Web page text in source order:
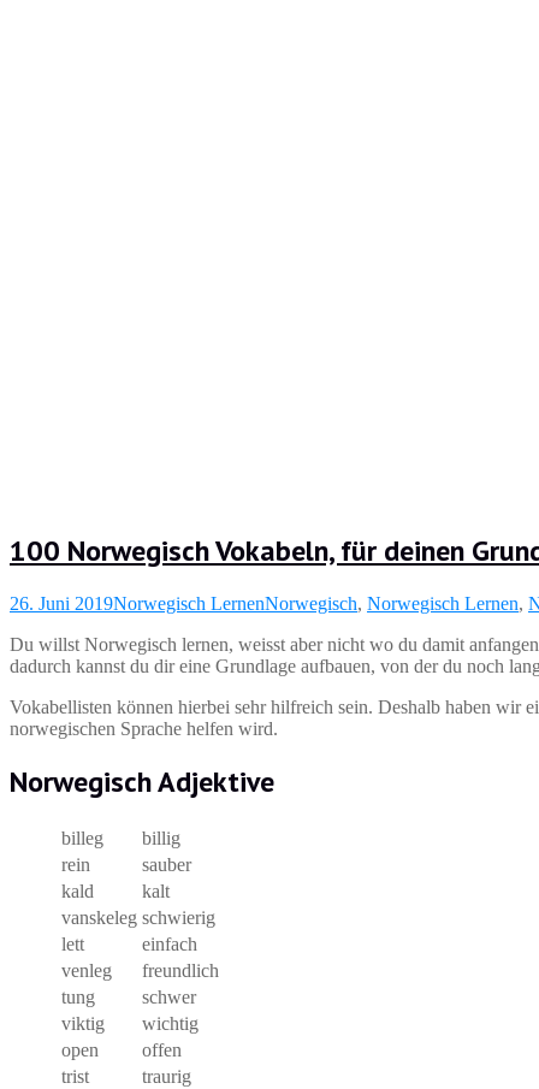
100 Norwegisch Vokabeln, für deinen
26. Juni 2019Norwegisch LernenNorwegisch, Norwegisch Lernen,
Du willst Norwegisch lernen, weisst aber nicht wo du damit
dadurch kannst du dir eine Grundlage aufbauen, von der du noch
Vokabellisten können hierbei sehr hilfreich sein. Deshalb haben wir
norwegischen Sprache helfen wird.
Norwegisch Adjektive
billeg
billig
rein
sauber
kald
kalt
vanskeleg schwierig
lett
einfach
venleg
freundlich
tung
schwer
viktig
wichtig
open
offen
trist
traurig